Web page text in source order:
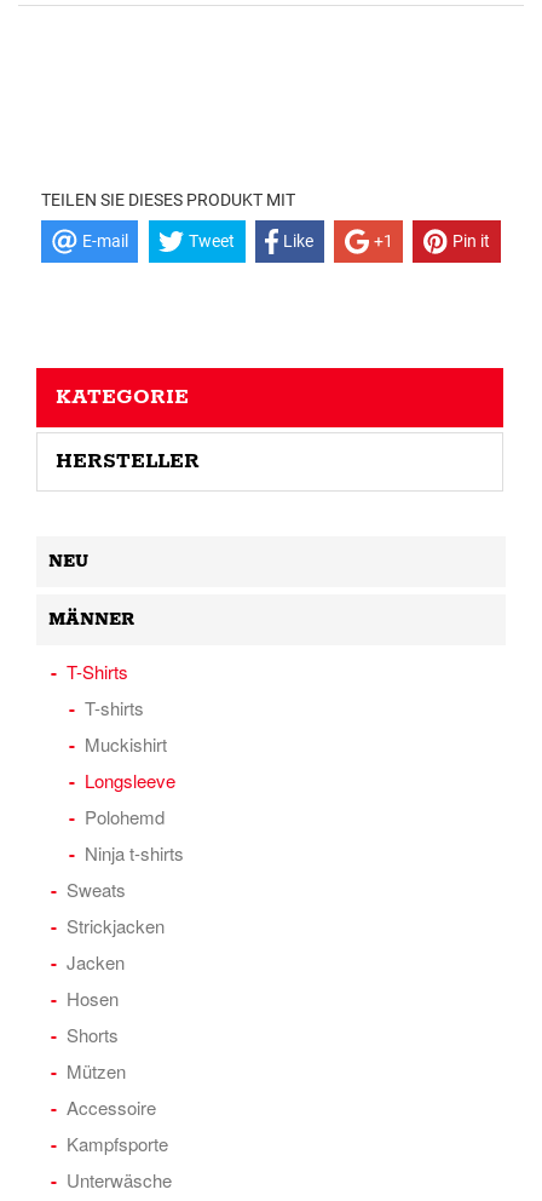
TEILEN SIE DIESES PRODUKT MIT
E-mail Tweet Like +1 Pin it
KATEGORIE
HERSTELLER
NEU
MÄNNER
T-Shirts
T-shirts
Muckishirt
Longsleeve
Polohemd
Ninja t-shirts
Sweats
Strickjacken
Jacken
Hosen
Shorts
Mützen
Accessoire
Kampfsporte
Unterwäsche